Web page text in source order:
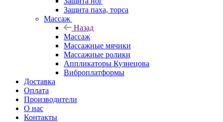
Защита паха, торса
Массаж
Назад
Массаж
Массажные мячики
Массажные ролики
Аппликаторы Кузнецова
Виброплатформы
Доставка
Оплата
Производители
О нас
Контакты